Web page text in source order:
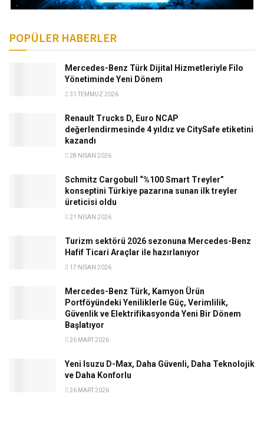
POPÜLER HABERLER
Mercedes-Benz Türk Dijital Hizmetleriyle Filo
Yönetiminde Yeni Dönem
31 TEMMUZ 2026
Renault Trucks D, Euro NCAP
değerlendirmesinde 4 yıldız ve CitySafe etiketini
kazandı
28 NISAN 2026
Schmitz Cargobull “%100 Smart Treyler”
konseptini Türkiye pazarına sunan ilk treyler
üreticisi oldu
21 NISAN 2026
Turizm sektörü 2026 sezonuna Mercedes-Benz
Hafif Ticari Araçlar ile hazırlanıyor
17 NISAN 2026
Mercedes-Benz Türk, Kamyon Ürün
Portföyündeki Yeniliklerle Güç, Verimlilik,
Güvenlik ve Elektrifikasyonda Yeni Bir Dönem
Başlatıyor
26 MART 2026
Yeni Isuzu D-Max, Daha Güvenli, Daha Teknolojik
ve Daha Konforlu
26 MART 2026